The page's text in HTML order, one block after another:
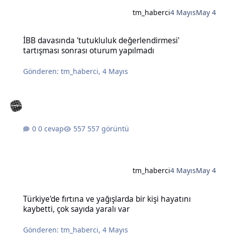
tm_haberci4 MayısMay 4
İBB davasında 'tutukluluk değerlendirmesi'
tartışması sonrası oturum yapılmadı
Gönderen:tm_haberci,4 Mayıs
0 cevap 557 görüntü
tm_haberci4 MayısMay 4
Türkiye'de fırtına ve yağışlarda bir kişi hayatını
kaybetti, çok sayıda yaralı var
Gönderen:tm_haberci,4 Mayıs